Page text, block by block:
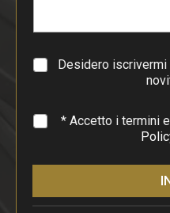
g
a
f
Desidero
* * Accetto i termini